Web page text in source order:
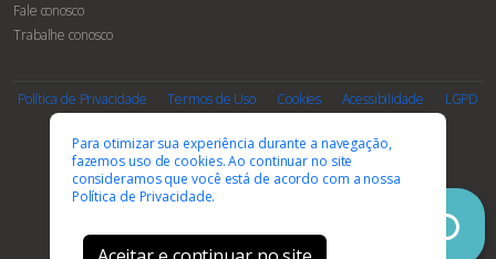
Fale conosco
Trabalhe conosco
Política de Privacidade Termos de Uso Cookies Acessibilidade LGPD
PARCEIROS E AFILIAÇÕES
Para otimizar sua experiência durante a navegação,
fazemos uso de cookies. Ao continuar no site
consideramos que você está de acordo com a nossa
Política de Privacidade.